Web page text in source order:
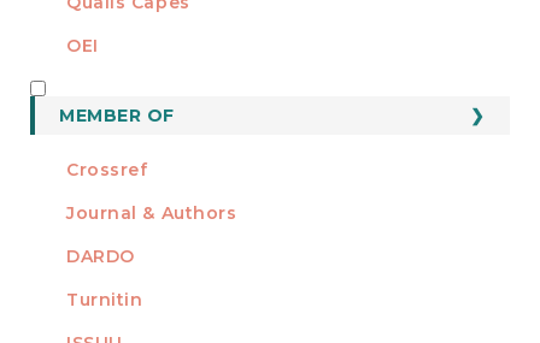
OEI
MEMBER OF
Crossref
Journal & Authors
DARDO
Turnitin